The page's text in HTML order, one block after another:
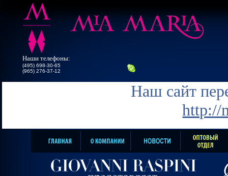
Наши телефоны:
(495) 698-30-65
(965) 276-37-12
Наш сайт
http://